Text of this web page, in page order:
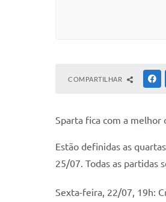
COMPARTILHAR
Sparta fica com a melhor
Estão definidas as
25/07. Todas as partidas
Sexta-feira, 22/07, 19h: